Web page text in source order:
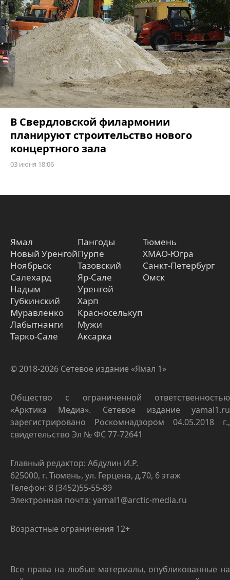
В Свердловской филармонии
планируют строительство нового
концертного зала
03 июня 18:06
Ямал
Новый Уренгой
Ноябрьск
Салехард
Надым
Губкинский
Муравленко
Лабытнанги
Тарко-Сале
Пангоды
Пурпе
Тазовский
Яр-Сале
Уренгой
Харп
Красноселькуп
Мужи
Аксарка
Тюмень
ХМАО-Югра
Санкт-Петербург
Омск
© 2018-2026 Сетевое издание «Ямал 1»
Общество с ограниченной ответственностью
«Арктика Медиа». Сетевое издание yamal1.ru
зарегистрировано Роскомнадзором 04.05.2018 г.,
свидетельство Эл № ФС 77-72641
Главный редактор: Абдулин И.Р.
625000, г. Тюмень, ул. Герцена, д.70, 6 этаж
Телефон: 8 (3452)55-55-89
Электронная почта: yamal1@arctic-media.ru
Возрастные ограничения 12+
Все права на любые материалы, опубликованные на